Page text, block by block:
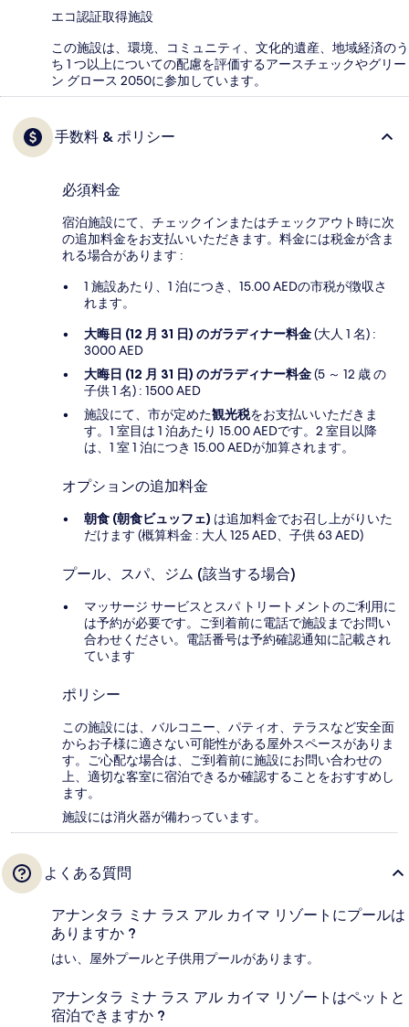
エコ認証取得施設
この施設は、環境、コミュニティ、文化的遺産、地域経済のう
ち 1 つ以上についての配慮を評価するアースチェックやグリー
ン グロース 2050に参加しています。
手数料 & ポリシー
必須料金
宿泊施設にて、チェックインまたはチェックアウト時に次
の追加料金をお支払いいただきます。料金には税金が含ま
れる場合があります :
1 施設あたり、1 泊につき、15.00 AEDの市税が徴収さ
れます。
大晦日 (12 月 31 日) のガラディナー料金(大人 1 名) :
3000 AED
大晦日 (12 月 31 日) のガラディナー料金(5 ～ 12 歳 の
子供 1 名) : 1500 AED
施設にて、市が定めた観光税をお支払いいただきま
す。1 室目は 1 泊あたり 15.00 AEDです。2 室目以降
は、1 室 1 泊につき 15.00 AEDが加算されます。
オプションの追加料金
朝食 (朝食ビュッフェ) は追加料金でお召し上がりいた
だけます (概算料金 : 大人 125 AED、子供 63 AED)
プール、スパ、ジム (該当する場合)
マッサージ サービスとスパ トリートメントのご利用に
は予約が必要です。ご到着前に電話で施設までお問い
合わせください。電話番号は予約確認通知に記載され
ています
ポリシー
この施設には、バルコニー、パティオ、テラスなど安全面
からお子様に適さない可能性がある屋外スペースがありま
す。ご心配な場合は、ご到着前に施設にお問い合わせの
上、適切な客室に宿泊できるか確認することをおすすめし
ます。
施設には消火器が備わっています。
よくある質問
アナンタラ ミナ ラス アル カイマ リゾートにプールは
ありますか ?
はい、屋外プールと子供用プールがあります。
アナンタラ ミナ ラス アル カイマ リゾートはペットと
宿泊できますか ?